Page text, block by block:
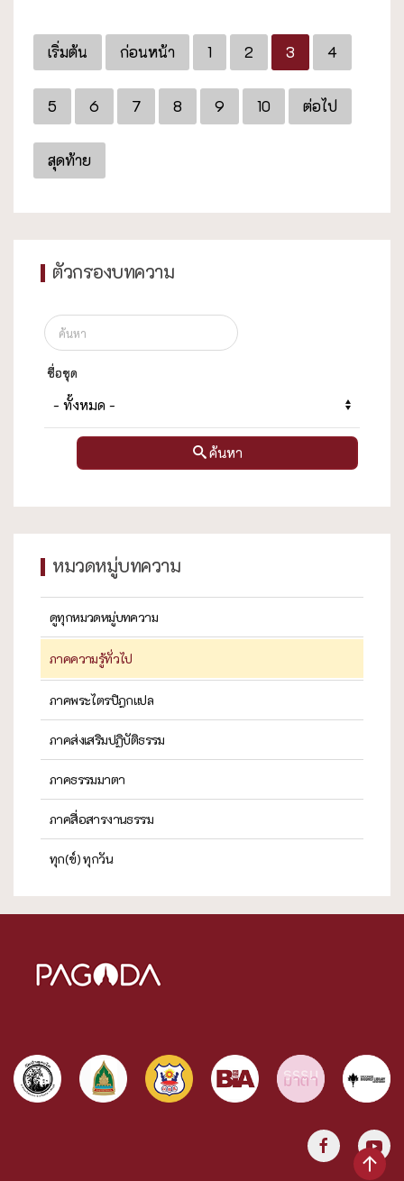
เริ่มต้น ก่อนหน้า 1 2 3 4
5 6 7 8 9 10 ต่อไป
สุดท้าย
ตัวกรองบทความ
ชื่อชุด
ค้นหา
หมวดหมู่บทความ
ดูทุกหมวดหมู่บทความ
ภาคความรู้ทั่วไป
ภาคพระไตรปิฎกแปล
ภาคส่งเสริมปฏิบัติธรรม
ภาคธรรมมาตา
ภาคสื่อสารงานธรรม
ทุก(ข์) ทุกวัน